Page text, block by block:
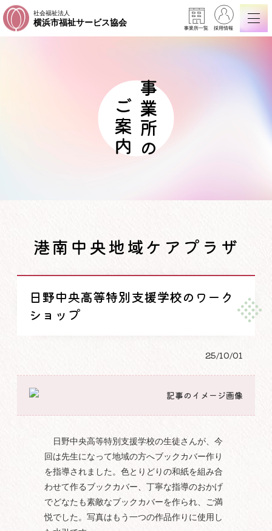
社会福祉法人
横浜市福祉サービス協会
事業所一覧 採用情報
事業所の
ご案内
港南中央地域ケアプラザ
日野中央高等特別支援学校のワーク
ショップ
25/10/01
日野中央高等特別支援学校の生徒さんが、今
回は先生になって地域の方へブックカバー作り
を指導されました。色とりどりの和紙を組み合
わせて作るブックカバー、丁寧な指導のおかげ
でどなたも素敵なブックカバーを作られ、ご満
悦でした。写真はもう一つの作品作りに使用し